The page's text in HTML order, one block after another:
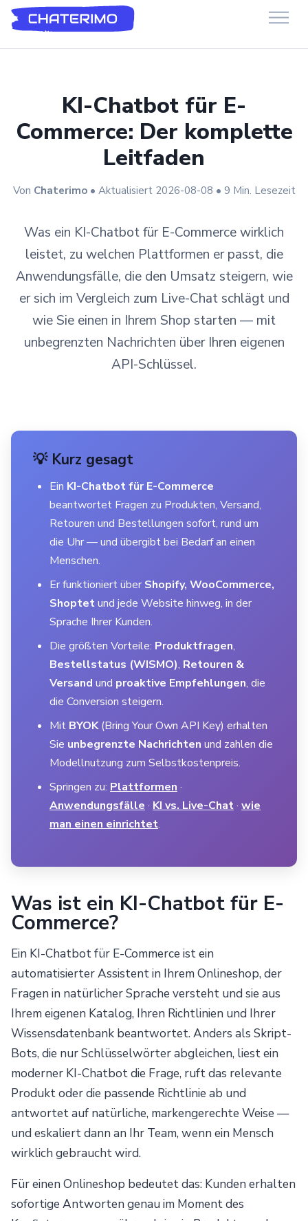
KI-Chatbot für E-
Commerce: Der komplette
Leitfaden
Von Chaterimo• Aktualisiert 2026-08-08 • 9 Min. Lesezeit
Was ein KI-Chatbot für E-Commerce wirklich
leistet, zu welchen Plattformen er passt, die
Anwendungsfälle, die den Umsatz steigern, wie
er sich im Vergleich zum Live-Chat schlägt und
wie Sie einen in Ihrem Shop starten — mit
unbegrenzten Nachrichten über Ihren eigenen
API-Schlüssel.
💡 Kurz gesagt
Ein KI-Chatbot für E-Commerce
beantwortet Fragen zu Produkten, Versand,
Retouren und Bestellungen sofort, rund um
die Uhr — und übergibt bei Bedarf an einen
Menschen.
Er funktioniert über Shopify, WooCommerce,
Shoptetund jede Website hinweg, in der
Sprache Ihrer Kunden.
Die größten Vorteile: Produktfragen,
Bestellstatus (WISMO), Retouren &
Versand und proaktive Empfehlungen, die
die Conversion steigern.
Mit BYOK(Bring Your Own API Key) erhalten
Sie unbegrenzte Nachrichten und zahlen die
Modellnutzung zum Selbstkostenpreis.
Springen zu: Plattformen ·
Anwendungsfälle · KI vs. Live-Chat· wie
man einen einrichtet.
Was ist ein KI-Chatbot für E-
Commerce?
Ein KI-Chatbot für E-Commerce ist ein
automatisierter Assistent in Ihrem Onlineshop, der
Fragen in natürlicher Sprache versteht und sie aus
Ihrem eigenen Katalog, Ihren Richtlinien und Ihrer
Wissensdatenbank beantwortet. Anders als Skript-
Bots, die nur Schlüsselwörter abgleichen, liest ein
moderner KI-Chatbot die Frage, ruft das relevante
Produkt oder die passende Richtlinie ab und
antwortet auf natürliche, markengerechte Weise —
und eskaliert dann an Ihr Team, wenn ein Mensch
wirklich gebraucht wird.
Für einen Onlineshop bedeutet das: Kunden erhalten
sofortige Antworten genau im Moment des
Chaterimo HelpDesk